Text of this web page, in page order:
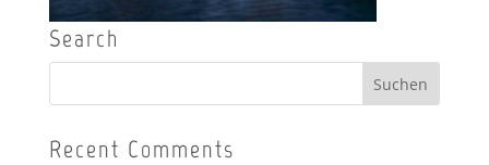
Search
Recent Comments